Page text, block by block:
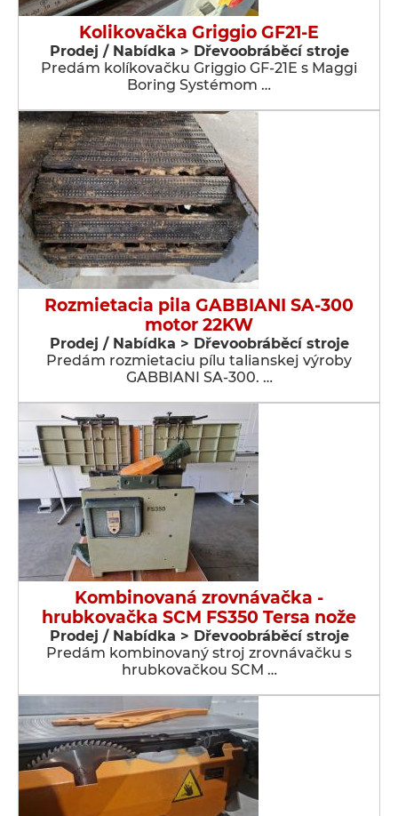
Kolikovačka Griggio GF21-E
Prodej / Nabídka > Dřevoobráběcí stroje
Predám kolíkovačku Griggio GF-21E s Maggi
Boring Systémom …
Rozmietacia pila GABBIANI SA-300
motor 22KW
Prodej / Nabídka > Dřevoobráběcí stroje
Predám rozmietaciu pílu talianskej výroby
GABBIANI SA-300. …
Kombinovaná zrovnávačka -
hrubkovačka SCM FS350 Tersa nože
Prodej / Nabídka > Dřevoobráběcí stroje
Predám kombinovaný stroj zrovnávačku s
hrubkovačkou SCM …